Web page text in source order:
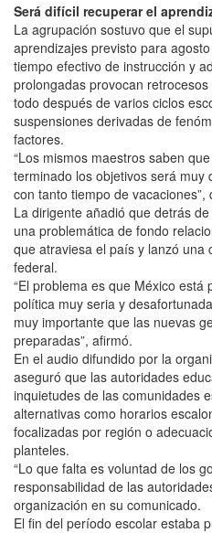
Será difícil recuperar el
La agrupación sostuvo que el
aprendizajes previsto para
tiempo efectivo de instrucción y
prolongadas provocan
todo después de varios ciclos
suspensiones derivadas de
factores.
“Los mismos maestros saben
terminado los objetivos será
con tanto tiempo de vacaciones”,
La dirigente añadió que detrás
una problemática de fondo
que atraviesa el país y lanzó una
federal.
“El problema es que México está
política muy seria y
muy importante que las nuevas
preparadas”, afirmó.
En el audio difundido por la
aseguró que las autoridades
inquietudes de las comunidades
alternativas como horarios
focalizadas por región o
planteles.
“Lo que falta es voluntad de los
responsabilidad de las
organización en su comunicado.
El fin del período escolar estaba